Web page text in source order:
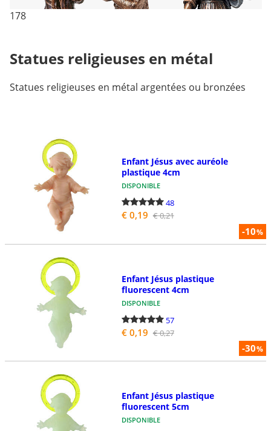
178
Statues religieuses en métal
Statues religieuses en métal argentées ou bronzées
-10%
Enfant Jésus avec auréole
plastique 4cm
DISPONIBLE
48
€ 0,19 € 0,21
-30%
Enfant Jésus plastique
fluorescent 4cm
DISPONIBLE
57
€ 0,19 € 0,27
Enfant Jésus plastique
fluorescent 5cm
DISPONIBLE